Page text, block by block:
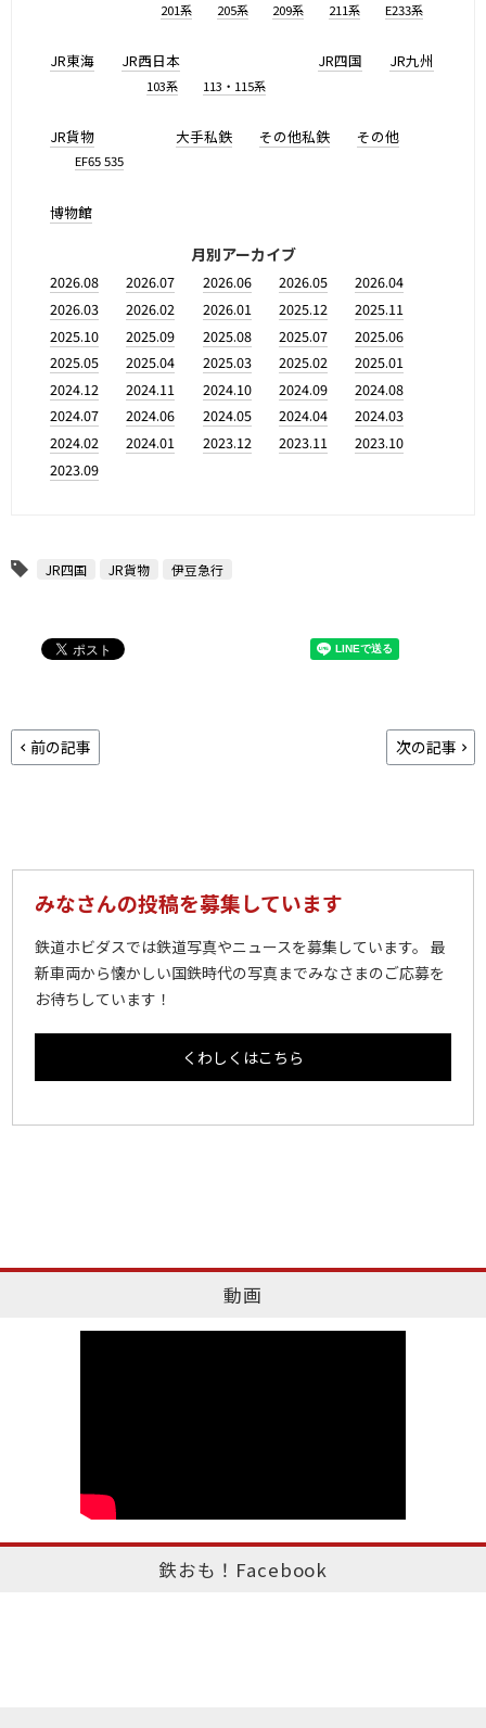
201系 205系 209系 211系 E233系
JR東海 JR西日本
103系 113・115系
JR四国 JR九州
JR貨物
EF65 535
大手私鉄 その他私鉄 その他
博物館
月別アーカイブ
2026.08 2026.07 2026.06 2026.05
2026.04
2026.03
2026.02 2026.01 2025.12
2025.11
2025.10
2025.09 2025.08 2025.07
2025.06
2025.05
2025.04 2025.03 2025.02
2025.01
2024.12
2024.11 2024.10 2024.09
2024.08
2024.07
2024.06 2024.05 2024.04
2024.03
2024.02
2024.01 2023.12 2023.11
2023.10
2023.09
JR四国 JR貨物 伊豆急行
前の記事 次の記事
みなさんの投稿を募集しています
鉄道ホビダスでは鉄道写真やニュースを募集しています。 最
新車両から懐かしい国鉄時代の写真までみなさまのご応募を
お待ちしています！
くわしくはこちら
動画
鉄おも！Facebook